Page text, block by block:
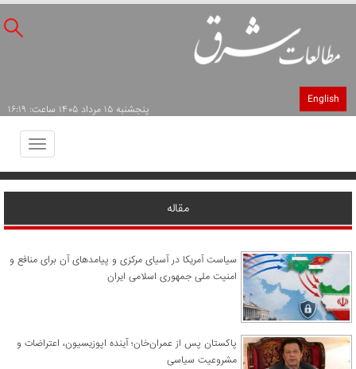
English
پنجشنبه ۱۵ مرداد ۱۴۰۵ ساعت: ۱۶:۱۹
Toggle
مقاله
سیاست آمریکا در آسیای مرکزی و پیامدهای آن برای منافع و
امنیت ملی جمهوری اسلامی ایران
پاکستان پس از عمران‌خان؛ آینده اپوزیسیون، اعتراضات و
مشروعیت سیاسی